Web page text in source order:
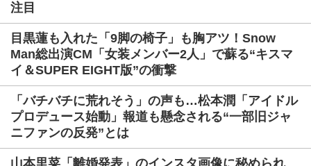
注目
目黒蓮も入れた「9脚の椅子」も胸アツ！Snow
Man総出演CM「女装メンバー2人」で蘇る“キスマ
イ＆SUPER EIGHT版”の衝撃
「バチバチに荒れそう」の声も…松本潤「アイドル
プロデュース始動」報道も懸念される“一部旧ジャ
ニファンの反発”とは
山本里菜「離婚発表」のインスタ画像に秘められ